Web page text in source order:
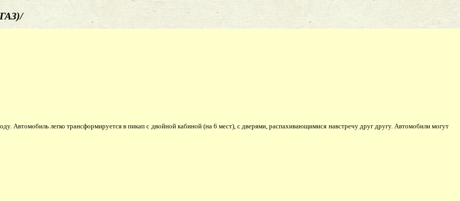
Автомобиль легко трансформируется в пикап с двойной кабиной (на 6 мест), с дверями, распахивающимися навстречу друг другу. Автомобили могут